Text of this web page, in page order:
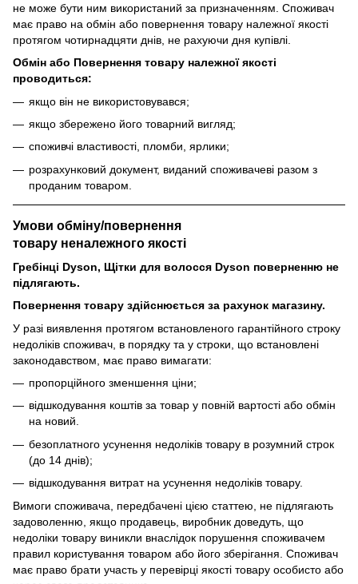
не може бути ним використаний за призначенням. Споживач
має право на обмін або повернення товару належної якості
протягом чотирнадцяти днів, не рахуючи дня купівлі.
Обмін або Повернення товару належної якості
проводиться:
якщо він не використовувався;
якщо збережено його товарний вигляд;
споживчі властивості, пломби, ярлики;
розрахунковий документ, виданий споживачеві разом з
проданим товаром.
Умови обміну/повернення
товару неналежного якості
Гребінці Dyson, Щітки для волосся Dyson поверненню не
підлягають.
Повернення товару здійснюється за рахунок магазину.
У разі виявлення протягом встановленого гарантійного строку
недоліків споживач, в порядку та у строки, що встановлені
законодавством, має право вимагати:
пропорційного зменшення ціни;
відшкодування коштів за товар у повній вартості або обмін
на новий.
безоплатного усунення недоліків товару в розумний строк
(до 14 днів);
відшкодування витрат на усунення недоліків товару.
Вимоги споживача, передбачені цією статтею, не підлягають
задоволенню, якщо продавець, виробник доведуть, що
недоліки товару виникли внаслідок порушення споживачем
правил користування товаром або його зберігання. Споживач
має право брати участь у перевірці якості товару особисто або